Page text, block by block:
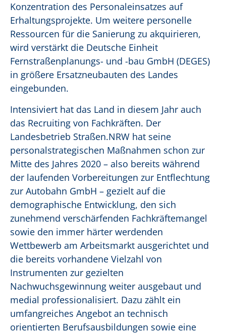
Konzentration des Personaleinsatzes auf
Erhaltungsprojekte. Um weitere personelle
Ressourcen für die Sanierung zu akquirieren,
wird verstärkt die Deutsche Einheit
Fernstraßenplanungs- und -bau GmbH (DEGES)
in größere Ersatzneubauten des Landes
eingebunden.
Intensiviert hat das Land in diesem Jahr auch
das Recruiting von Fachkräften. Der
Landesbetrieb Straßen.NRW hat seine
personalstrategischen Maßnahmen schon zur
Mitte des Jahres 2020 – also bereits während
der laufenden Vorbereitungen zur Entflechtung
zur Autobahn GmbH – gezielt auf die
demographische Entwicklung, den sich
zunehmend verschärfenden Fachkräftemangel
sowie den immer härter werdenden
Wettbewerb am Arbeitsmarkt ausgerichtet und
die bereits vorhandene Vielzahl von
Instrumenten zur gezielten
Nachwuchsgewinnung weiter ausgebaut und
medial professionalisiert. Dazu zählt ein
umfangreiches Angebot an technisch
orientierten Berufsausbildungen sowie eine